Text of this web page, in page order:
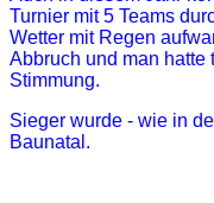
Turnier mit 5 Teams
Wetter mit Regen
Abbruch und man hatte
Stimmung.
Sieger wurde - wie in
Baunatal.